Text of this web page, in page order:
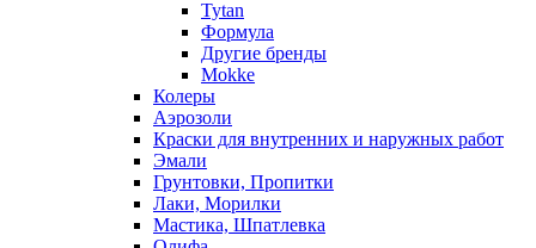
Tytan
Формула
Другие бренды
Mokke
Колеры
Аэрозоли
Краски для внутренних и наружных работ
Эмали
Грунтовки, Пропитки
Лаки, Морилки
Мастика, Шпатлевка